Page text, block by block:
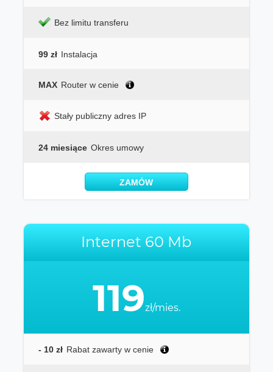
Bez limitu transferu
99 zł Instalacja
MAX Router w cenie
Stały publiczny adres IP
24 miesiące Okres umowy
ZAMÓW
Internet 60 Mb
119zł/mies.
- 10 zł Rabat zawarty w cenie